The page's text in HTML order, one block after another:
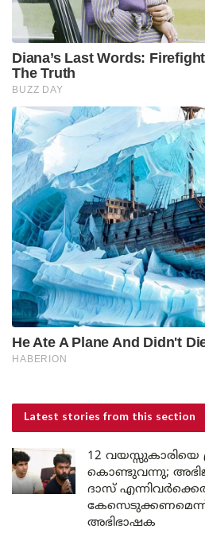
Latest stories from this section
12 വയസ്സുകാരിയെ
കൊണ്ടുവന്നു;
ദാസ്
കേസെടുക്കണമെന്ന്
അഭിഭാഷക